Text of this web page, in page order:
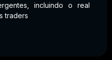
incluindo o real
traders